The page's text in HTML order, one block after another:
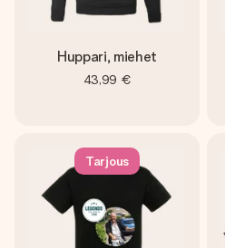
Huppari, miehet
43,99 €
Tarjous